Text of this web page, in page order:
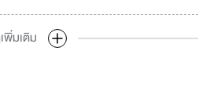
พิ่มเติม